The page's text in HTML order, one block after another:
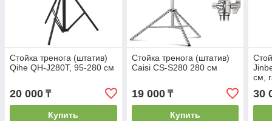
Стойка тренога (штатив)
Qihe QH-J280T, 95-280 см
20 000 ₸
Купить
Стойка тренога (штатив)
Caisi CS-S280 280 см
19 000₸
Купить
см,
30